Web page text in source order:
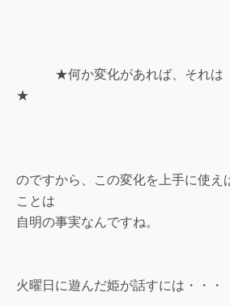
★何か変化があれば、それは「
★
のですから、この変化を上手に使え
ことは
自明の事実なんですね。
火曜日に遊んだ姫が話すには・・・